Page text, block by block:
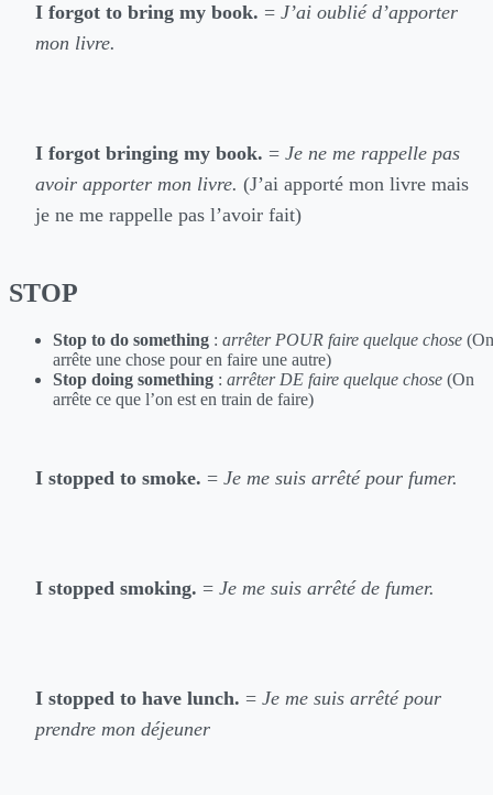
I forgot to bring my book. = J’ai oublié d’apporter
mon livre.
I forgot bringing my book. = Je ne me rappelle pas
avoir apporter mon livre. (J’ai apporté mon livre mais
je ne me rappelle pas l’avoir fait)
STOP
Stop to do something : arrêter POUR faire quelque chose (On
arrête une chose pour en faire une autre)
Stop doing something : arrêter DE faire quelque chose (On
arrête ce que l’on est en train de faire)
I stopped to smoke. = Je me suis arrêté pour fumer.
I stopped smoking. = Je me suis arrêté de fumer.
I stopped to have lunch. = Je me suis arrêté pour
prendre mon déjeuner